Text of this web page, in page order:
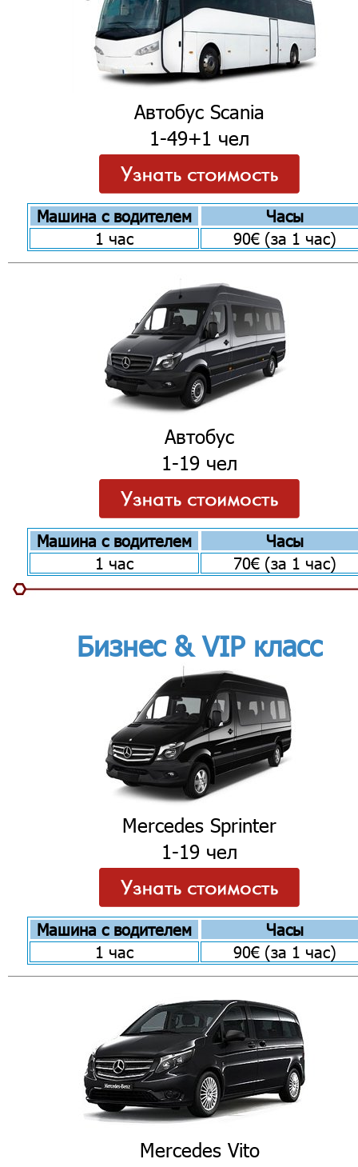
Автобус Scania
1-49+1 чел
Машина с водителем
Часы
1 час
90€ (за 1 час)
Автобус
1-19 чел
Машина с водителем
Часы
1 час
70€ (за 1 час)
Бизнес & VIP класс
Mercedes Sprinter
1-19 чел
Машина с водителем
Часы
1 час
90€ (за 1 час)
Mercedes Vito